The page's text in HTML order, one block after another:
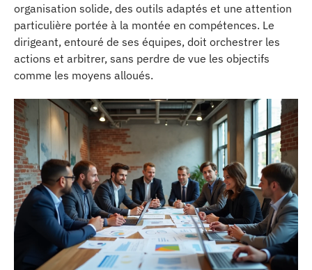
organisation solide, des outils adaptés et une attention
particulière portée à la montée en compétences. Le
dirigeant, entouré de ses équipes, doit orchestrer les
actions et arbitrer, sans perdre de vue les objectifs
comme les moyens alloués.